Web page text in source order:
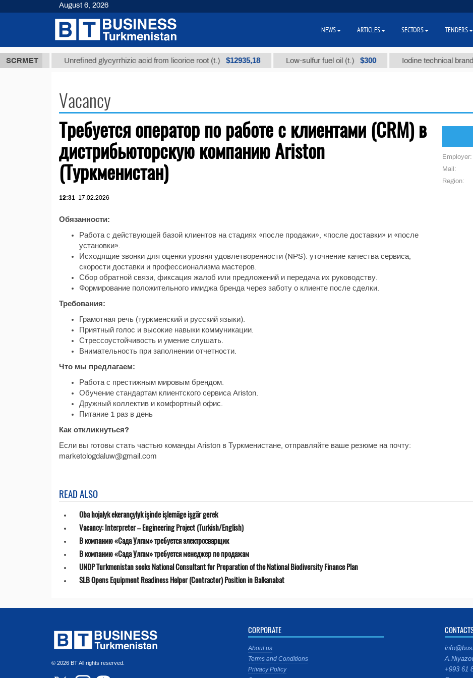
SCRMET
ТМТ Unrefined glycyrrhizic acid from licorice root (t.) $12935,18 Low-sulfur fuel oil (t.) $300 Iodine technical brand
Vacancy
Требуется оператор по работе с клиентами (CRM) в
дистрибьюторскую компанию Ariston
(Туркменистан)
12:31 17.02.2026
Обязанности:
Работа с действующей базой клиентов на стадиях «после продажи», «после доставки» и «после
установки».
Исходящие звонки для оценки уровня удовлетворенности (NPS): уточнение качества сервиса,
скорости доставки и профессионализма мастеров.
Сбор обратной связи, фиксация жалоб или предложений и передача их руководству.
Формирование положительного имиджа бренда через заботу о клиенте после сделки.
Требования:
Грамотная речь (туркменский и русский языки).
Приятный голос и высокие навыки коммуникации.
Стрессоустойчивость и умение слушать.
Внимательность при заполнении отчетности.
Что мы предлагаем:
Работа с престижным мировым брендом.
Обучение стандартам клиентского сервиса Ariston.
Дружный коллектив и комфортный офис.
Питание 1 раз в день
Как откликнуться?
Если вы готовы стать частью команды Ariston в Туркменистане, отправляйте ваше резюме на почту:
marketologdaluw@gmail.com
Employer:
Mail:
Region:
READ ALSO
Oba hojalyk ekerançylyk işinde işlemäge işgär gerek
Vacancy: Interpreter – Engineering Project (Turkish/English)
В компанию «Сада Улгам» требуется электросварщик
В компанию «Сада Улгам» требуется менеджер по продажам
UNDP Turkmenistan seeks National Consultant for Preparation of the National Biodiversity Finance Plan
SLB Opens Equipment Readiness Helper (Contractor) Position in Balkanabat
© 2026 BT All rights reserved.
CORPORATE
About us
Terms and Conditions
Privacy Policy
+993 61
August 6, 2026
NEWS ARTICLES SECTORS TENDERS